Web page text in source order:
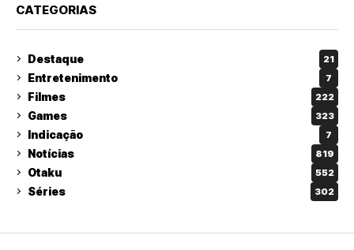
CATEGORIAS
Destaque 21
Entretenimento 7
Filmes 222
Games 323
Indicação 7
Notícias 819
Otaku 552
Séries 302